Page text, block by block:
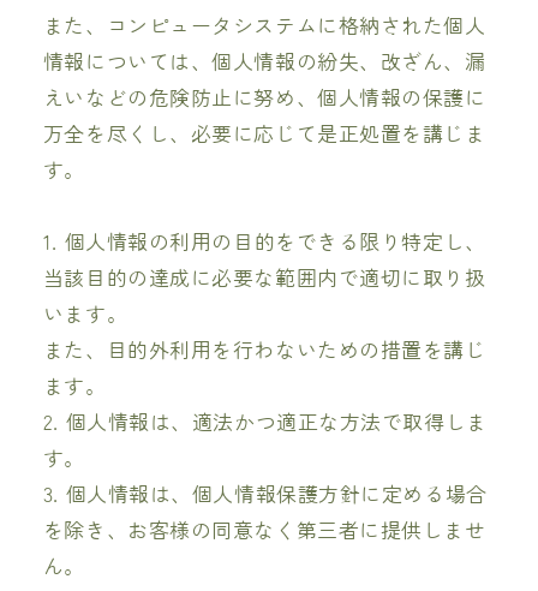
また、コンピュータシステムに格納された個人
情報については、個人情報の紛失、改ざん、漏
えいなどの危険防止に努め、個人情報の保護に
万全を尽くし、必要に応じて是正処置を講じま
す。
1. 個人情報の利用の目的をできる限り特定し、
当該目的の達成に必要な範囲内で適切に取り扱
います。
また、目的外利用を行わないための措置を講じ
ます。
2. 個人情報は、適法かつ適正な方法で取得しま
す。
3. 個人情報は、個人情報保護方針に定める場合
を除き、お客様の同意なく第三者に提供しませ
ん。